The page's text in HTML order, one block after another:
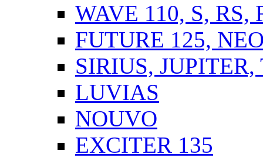
WAVE 110, S, RS,
FUTURE 125,
SIRIUS, JUPITER,
LUVIAS
NOUVO
EXCITER 135